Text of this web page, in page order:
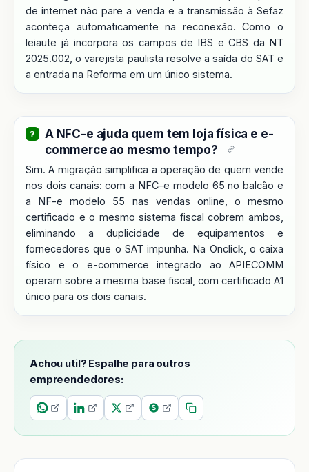
de internet não pare a venda e a transmissão à Sefaz
aconteça automaticamente na reconexão. Como o
leiaute já incorpora os campos de IBS e CBS da NT
2025.002, o varejista paulista resolve a saída do SAT e
a entrada na Reforma em um único sistema.
A NFC-e ajuda quem tem loja física e e-
commerce ao mesmo tempo?
Sim. A migração simplifica a operação de quem vende
nos dois canais: com a NFC-e modelo 65 no balcão e
a NF-e modelo 55 nas vendas online, o mesmo
certificado e o mesmo sistema fiscal cobrem ambos,
eliminando a duplicidade de equipamentos e
fornecedores que o SAT impunha. Na Onclick, o caixa
físico e o e-commerce integrado ao APIECOMM
operam sobre a mesma base fiscal, com certificado A1
único para os dois canais.
Achou util? Espalhe para outros
empreendedores: